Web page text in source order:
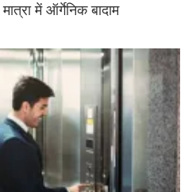
में ऑर्गेनिक बादाम